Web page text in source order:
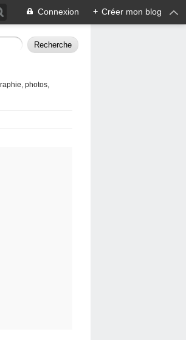
Connexion + Créer mon blog
photos,